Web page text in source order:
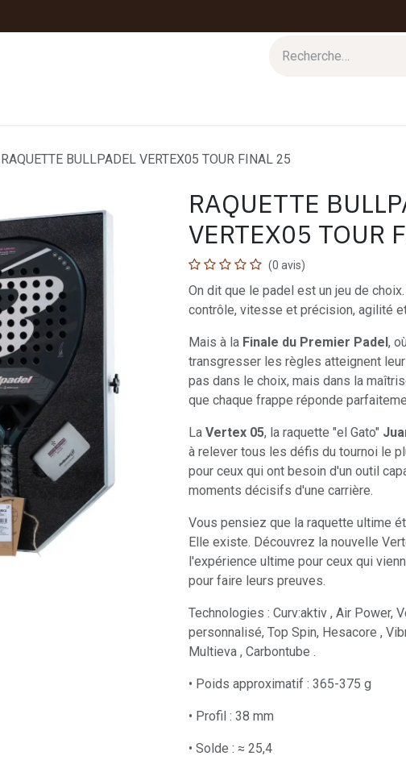
RAQUETTE BULLPADEL VERTEX05 TOUR FINAL 25
RAQUETTE
VERTEX05 TOUR
(0 avis)
On dit que le padel est un jeu de
contrôle, vitesse et précision, agilité
Mais à la Finale du Premier Padel,
transgresser les règles atteignent
pas dans le choix, mais dans la
que chaque frappe réponde
La Vertex 05, la raquette "el Gato"
à relever tous les défis du tournoi le
pour ceux qui ont besoin d'un outil
moments décisifs d'une carrière.
Vous pensiez que la raquette ultime
Elle existe. Découvrez la nouvelle
l'expérience ultime pour ceux qui
pour faire leurs preuves.
Technologies : Curv:aktiv , Air Power,
personnalisé, Top Spin, Hesacore ,
Multieva , Carbontube .
• Poids approximatif : 365-375 g
• Profil : 38 mm
• Solde : ≈ 25,4